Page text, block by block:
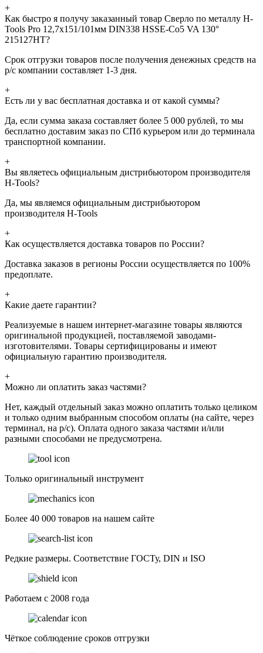
+
Как быстро я получу заказанный товар Сверло по металлу H-
Tools Pro 12,7x151/101мм DIN338 HSSE-Co5 VA 130°
215127HT?
Срок отгрузки товаров после получения денежных средств на
р/с компании составляет 1-3 дня.
+
Есть ли у вас бесплатная доставка и от какой суммы?
Да, если сумма заказа составляет более 5 000 рублей, то мы
бесплатно доставим заказ по СПб курьером или до терминала
транспортной компании.
+
Вы являетесь официальным дистрибьютором производителя
H-Tools?
Да, мы являемся официальным дистрибьютором
производителя H-Tools
+
Как осуществляется доставка товаров по России?
Доставка заказов в регионы России осуществляется по 100%
предоплате.
+
Какие даете гарантии?
Реализуемые в нашем интернет-магазине товары являются
оригинальной продукцией, поставляемой заводами-
изготовителями. Товары сертифицированы и имеют
официальную гарантию производителя.
+
Можно ли оплатить заказ частями?
Нет, каждый отдельный заказ можно оплатить только целиком
и только одним выбранным способом оплаты (на сайте, через
терминал, на р/с). Оплата одного заказа частями и/или
разными способами не предусмотрена.
Только оригинальный инструмент
Более 40 000 товаров на нашем сайте
Редкие размеры. Соответствие ГОСТу, DIN и ISO
Работаем с 2008 года
Чёткое соблюдение сроков отгрузки